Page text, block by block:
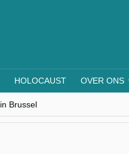
HOLOCAUST OVER ONS
Brussel
Beels (Vooruit)